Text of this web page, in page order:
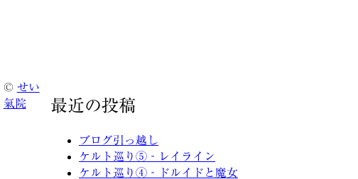
最近の投稿
ブログ引っ越し
ケルト巡り⑤‐レイライン
ケルト巡り④‐ドルイドと魔女
© せい
氣院